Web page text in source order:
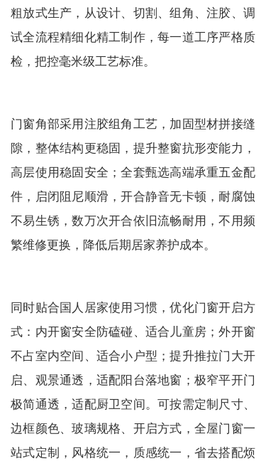
粗放式生产，从设计、切割、组角、注胶、调
试全流程精细化精工制作，每一道工序严格质
检，把控毫米级工艺标准。
门窗角部采用注胶组角工艺，加固型材拼接缝
隙，整体结构更稳固，提升整窗抗形变能力，
高层使用稳固安全；全套甄选高端承重五金配
件，启闭阻尼顺滑，开合静音无卡顿，耐腐蚀
不易生锈，数万次开合依旧流畅耐用，不用频
繁维修更换，降低后期居家养护成本。
同时贴合国人居家使用习惯，优化门窗开启方
式：内开窗安全防磕碰、适合儿童房；外开窗
不占室内空间、适合小户型；提升推拉门大开
启、观景通透，适配阳台落地窗；极窄平开门
极简通透，适配厨卫空间。可按需定制尺寸、
边框颜色、玻璃规格、开启方式，全屋门窗一
站式定制，风格统一，质感统一，省去搭配烦